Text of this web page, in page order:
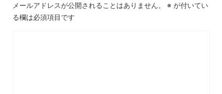
メールアドレスが公開されることはありません。 ※ が付いてい
る欄は必須項目です